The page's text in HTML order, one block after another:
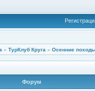
» ТурКлуб Круга » Осенние
Форум